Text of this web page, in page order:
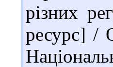
різних
ресурс] /